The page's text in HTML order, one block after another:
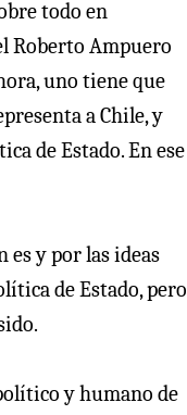
todo en
Roberto Ampuero
uno tiene que
a Chile, y
de Estado. En ese
es y por las ideas
de Estado, pero
y humano de